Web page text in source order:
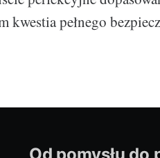
kwestia pełnego